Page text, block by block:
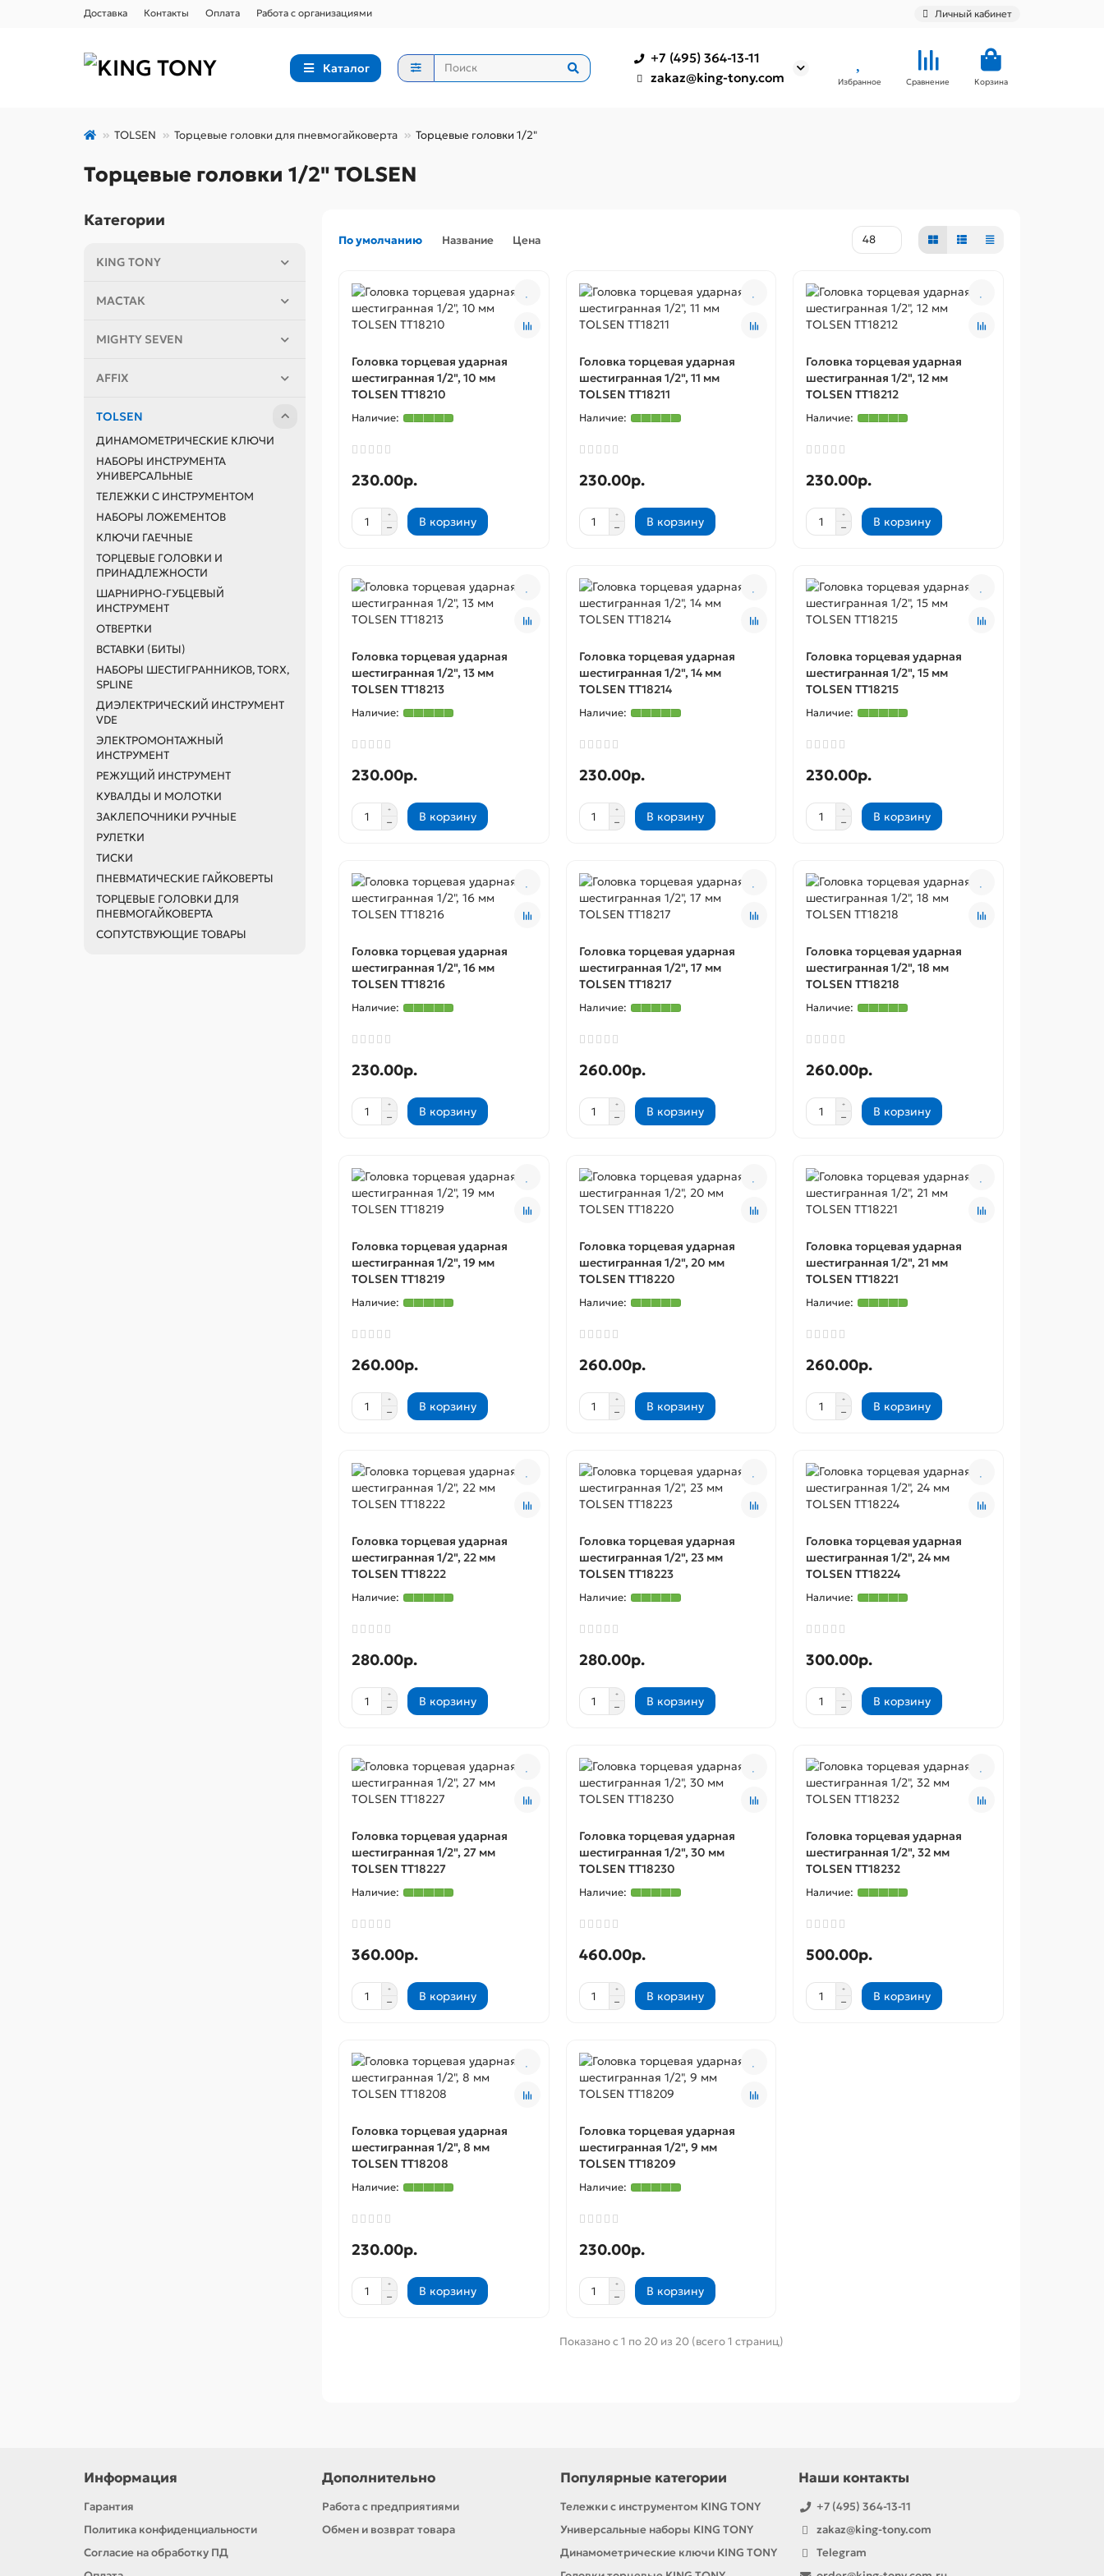
Доставка Контакты Оплата Работа с организациями Личный кабинет
Каталог
+7 (495) 364-13-11
zakaz@king-tony.com
Избранное Сравнение Корзина
TOLSEN Торцевые головки для пневмогайковерта Торцевые головки 1/2"
Торцевые головки 1/2" TOLSEN
Категории
KING TONY
МАСТАК
MIGHTY SEVEN
AFFIX
TOLSEN
ДИНАМОМЕТРИЧЕСКИЕ КЛЮЧИ
НАБОРЫ ИНСТРУМЕНТА
УНИВЕРСАЛЬНЫЕ
ТЕЛЕЖКИ С ИНСТРУМЕНТОМ
НАБОРЫ ЛОЖЕМЕНТОВ
КЛЮЧИ ГАЕЧНЫЕ
ТОРЦЕВЫЕ ГОЛОВКИ И
ПРИНАДЛЕЖНОСТИ
ШАРНИРНО-ГУБЦЕВЫЙ
ИНСТРУМЕНТ
ОТВЕРТКИ
ВСТАВКИ (БИТЫ)
НАБОРЫ ШЕСТИГРАННИКОВ, TORX,
SPLINE
ДИЭЛЕКТРИЧЕСКИЙ ИНСТРУМЕНТ
VDE
ЭЛЕКТРОМОНТАЖНЫЙ
ИНСТРУМЕНТ
РЕЖУЩИЙ ИНСТРУМЕНТ
КУВАЛДЫ И МОЛОТКИ
ЗАКЛЕПОЧНИКИ РУЧНЫЕ
РУЛЕТКИ
ТИСКИ
ПНЕВМАТИЧЕСКИЕ ГАЙКОВЕРТЫ
ТОРЦЕВЫЕ ГОЛОВКИ ДЛЯ
ПНЕВМОГАЙКОВЕРТА
СОПУТСТВУЮЩИЕ ТОВАРЫ
По умолчанию Название Цена
Головка торцевая ударная
шестигранная 1/2", 10 мм
TOLSEN TT18210
230.00р.
В корзину
Головка торцевая ударная
шестигранная 1/2", 11 мм
TOLSEN TT18211
230.00р.
В корзину
Головка торцевая ударная
шестигранная 1/2", 12 мм
TOLSEN TT18212
230.00р.
В корзину
Головка торцевая ударная
шестигранная 1/2", 13 мм
TOLSEN TT18213
230.00р.
В корзину
Головка торцевая ударная
шестигранная 1/2", 14 мм
TOLSEN TT18214
230.00р.
В корзину
Головка торцевая ударная
шестигранная 1/2", 15 мм
TOLSEN TT18215
230.00р.
В корзину
Головка торцевая ударная
шестигранная 1/2", 16 мм
TOLSEN TT18216
230.00р.
В корзину
Головка торцевая ударная
шестигранная 1/2", 17 мм
TOLSEN TT18217
260.00р.
В корзину
Головка торцевая ударная
шестигранная 1/2", 18 мм
TOLSEN TT18218
260.00р.
В корзину
Головка торцевая ударная
шестигранная 1/2", 19 мм
TOLSEN TT18219
260.00р.
В корзину
Головка торцевая ударная
шестигранная 1/2", 20 мм
TOLSEN TT18220
260.00р.
В корзину
Головка торцевая ударная
шестигранная 1/2", 21 мм
TOLSEN TT18221
260.00р.
В корзину
Головка торцевая ударная
шестигранная 1/2", 22 мм
TOLSEN TT18222
280.00р.
В корзину
Головка торцевая ударная
шестигранная 1/2", 23 мм
TOLSEN TT18223
280.00р.
В корзину
Головка торцевая ударная
шестигранная 1/2", 24 мм
TOLSEN TT18224
300.00р.
В корзину
Головка торцевая ударная
шестигранная 1/2", 27 мм
TOLSEN TT18227
360.00р.
В корзину
Головка торцевая ударная
шестигранная 1/2", 30 мм
TOLSEN TT18230
460.00р.
В корзину
Головка торцевая ударная
шестигранная 1/2", 32 мм
TOLSEN TT18232
500.00р.
В корзину
Головка торцевая ударная
шестигранная 1/2", 8 мм
TOLSEN TT18208
230.00р.
В корзину
Головка торцевая ударная
шестигранная 1/2", 9 мм
TOLSEN TT18209
230.00р.
В корзину
Показано с 1 по 20 из 20 (всего 1 страниц)
Информация
Гарантия
Политика конфиденциальности
Согласие на обработку ПД
Дополнительно
Работа с предприятиями
Обмен и возврат товара
Популярные категории
Тележки с инструментом KING TONY
Универсальные наборы KING TONY
Динамометрические ключи KING TONY
Наши контакты
+7 (495) 364-13-11
zakaz@king-tony.com
Telegram